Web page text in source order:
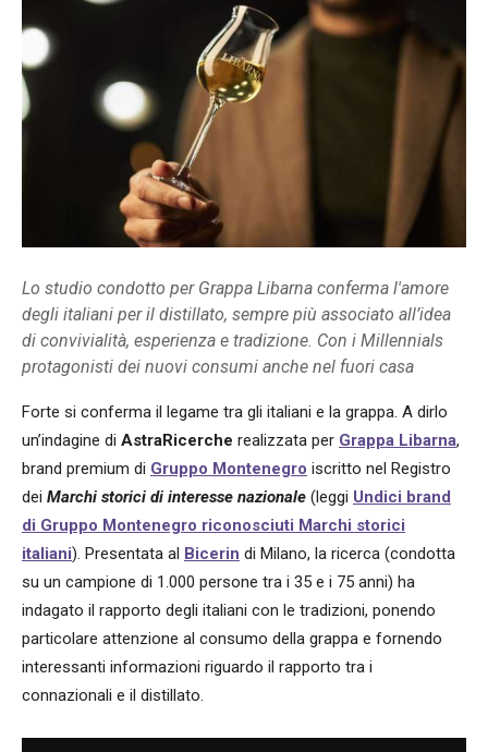
Lo studio condotto per Grappa Libarna conferma l'amore
degli italiani per il distillato, sempre più associato all’idea
di convivialità, esperienza e tradizione. Con i Millennials
protagonisti dei nuovi consumi anche nel fuori casa
Forte si conferma il legame tra gli italiani e la grappa. A dirlo
un’indagine di AstraRicerche realizzata per Grappa Libarna,
brand premium di Gruppo Montenegro iscritto nel Registro
dei Marchi storici di interesse nazionale (leggi Undici brand
di Gruppo Montenegro riconosciuti Marchi storici
italiani). Presentata al Bicerin di Milano, la ricerca (condotta
su un campione di 1.000 persone tra i 35 e i 75 anni) ha
indagato il rapporto degli italiani con le tradizioni, ponendo
particolare attenzione al consumo della grappa e fornendo
interessanti informazioni riguardo il rapporto tra i
connazionali e il distillato.